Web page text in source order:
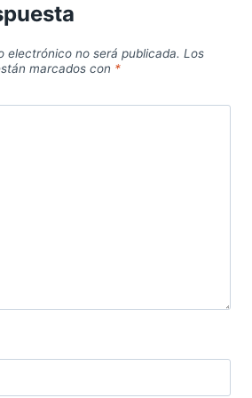
electrónico no será publicada. Los
marcados con *